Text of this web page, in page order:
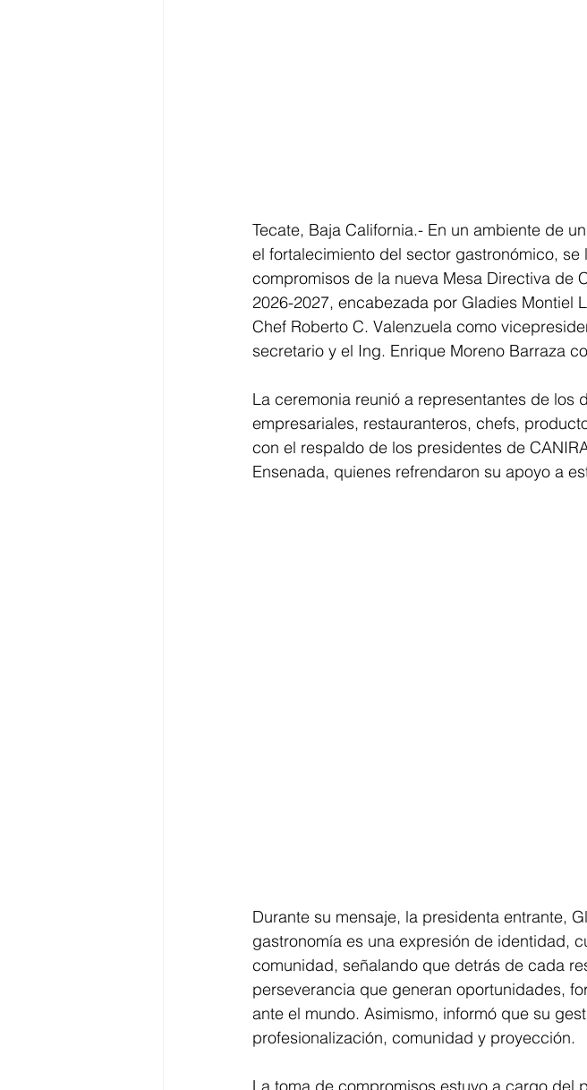
Tecate, Baja California.- En un ambiente de
el fortalecimiento del sector gastronómico,
compromisos de la nueva Mesa Directiva de
2026-2027, encabezada por Gladies Montiel
Chef Roberto C. Valenzuela como
secretario y el Ing. Enrique Moreno Barraza
La ceremonia reunió a representantes de
empresariales, restauranteros, chefs,
con el respaldo de los presidentes de
Ensenada, quienes refrendaron su apoyo a
Durante su mensaje, la presidenta entrante,
gastronomía es una expresión de identidad,
comunidad, señalando que detrás de cada
perseverancia que generan oportunidades,
ante el mundo. Asimismo, informó que su
profesionalización, comunidad y proyección.
La toma de compromisos estuvo a cargo del